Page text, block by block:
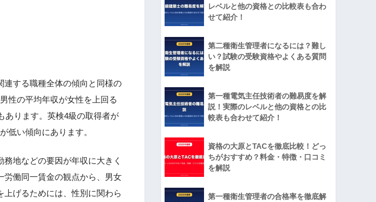
連する職種全体の傾向と同様の
性の平均年収が女性を上回る
あります。英検4級の取得者が
低い傾向にあります。
地などの要因が年収に大きく
労働同一賃金の観点から、男女
げるためには、性別に関わら
レベルと他の資格との比較表も合わ
せて紹介！
第二種衛生管理者になるには？難し
い？試験の受験資格やよくある質問
を解説
第一種電気主任技術者の難易度を解
説！実際のレベルと他の資格との比
較表も合わせて紹介！
資格の大原とTACを徹底比較！どっ
ちがおすすめ？料金・特徴・口コミ
を解説
第一種衛生管理者の合格率を徹底解